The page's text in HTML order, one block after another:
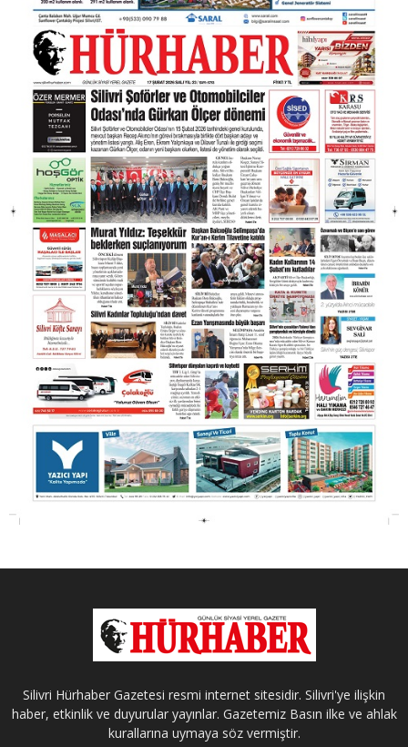
Silivri Hürhaber Gazetesi resmi internet sitesidir. Silivri'ye ilişkin
haber, etkinlik ve duyurular yayınlar. Gazetemiz Basın ilke ve ahlak
kurallarına uymaya söz vermiştir.